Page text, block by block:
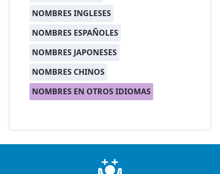
NOMBRES INGLESES
NOMBRES ESPAÑOLES
NOMBRES JAPONESES
NOMBRES CHINOS
NOMBRES EN OTROS IDIOMAS